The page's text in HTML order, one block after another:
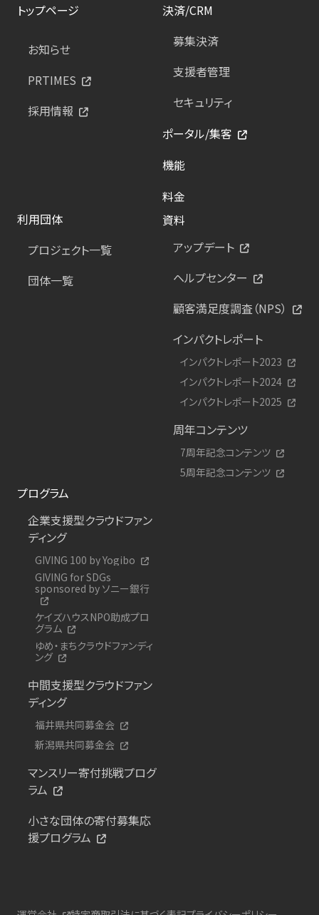
トップページ
お知らせ
PRTIMES
採用情報
決済/CRM
募集決済
支援者管理
セキュリティ
ポータル/集客
機能
料金
利用団体
プロジェクト一覧
団体一覧
資料
アップデート
ヘルプセンター
顧客満足度調査（NPS）
インパクトレポート
インパクトレポート2023
インパクトレポート2024
インパクトレポート2025
周年コンテンツ
7周年記念コンテンツ
5周年記念コンテンツ
プログラム
企業支援型クラウドファン
ディング
GIVING 100 by Yogibo
GIVING for SDGs
sponsored by ソニー銀行
ケイズハウスNPO助成プロ
グラム
ゆめ・まちクラウドファンディ
ング
中間支援型クラウドファン
ディング
福井県共同募金会
新潟県共同募金会
マンスリー寄付挑戦プログ
ラム
小さな団体の寄付募集応
援プログラム